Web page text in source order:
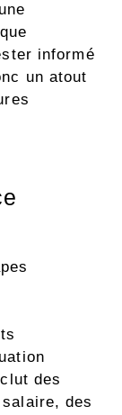
informé
un atout
des
des